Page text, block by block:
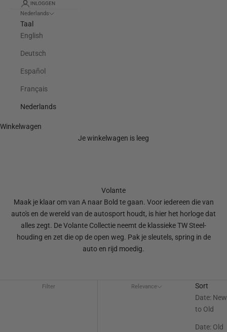
INLOGGEN
Nederlands
Taal
English
Deutsch
Español
Français
Nederlands
Winkelwagen
Je winkelwagen is leeg
Volante
Maak je klaar om van A naar Bold te gaan. Voor iedereen die van
auto's en de wereld van de autosport houdt, is hier het horloge dat
alles zegt. De Volante Collectie neemt de klassieke TW Steel-
houding en zet die op de open weg. Pak je sleutels, spring in de
auto en rijd moedig.
Filter Relevance
Sort
Date: New
to Old
Date: Old